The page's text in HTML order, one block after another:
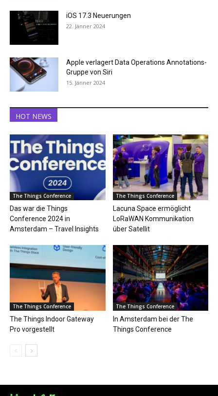
iOS 17.3 Neuerungen
22. Jänner 2024
Apple verlagert Data Operations Annotations-
Gruppe von Siri
15. Jänner 2024
HOT NEWS
The Things Conference
Das war die Things
Conference 2024 in
Amsterdam – Travel Insights
The Things Conference
Lacuna Space ermöglicht
LoRaWAN Kommunikation
über Satellit
The Things Conference
The Things Indoor Gateway
Pro vorgestellt
The Things Conference
In Amsterdam bei der The
Things Conference